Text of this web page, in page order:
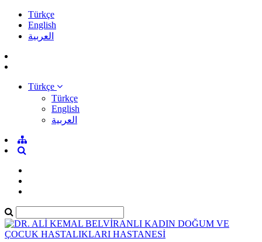
Türkçe
English
العربية
Türkçe
Türkçe
English
العربية